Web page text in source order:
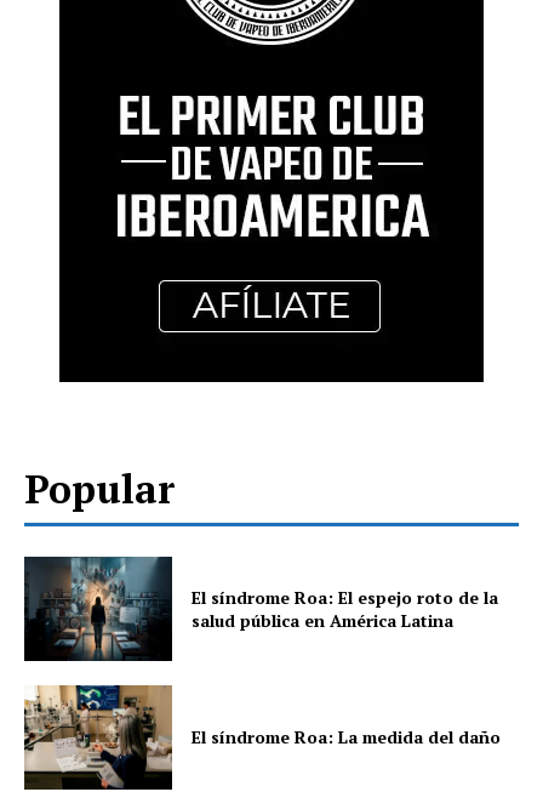
Popular
El síndrome Roa: El espejo roto de la
salud pública en América Latina
El síndrome Roa: La medida del daño